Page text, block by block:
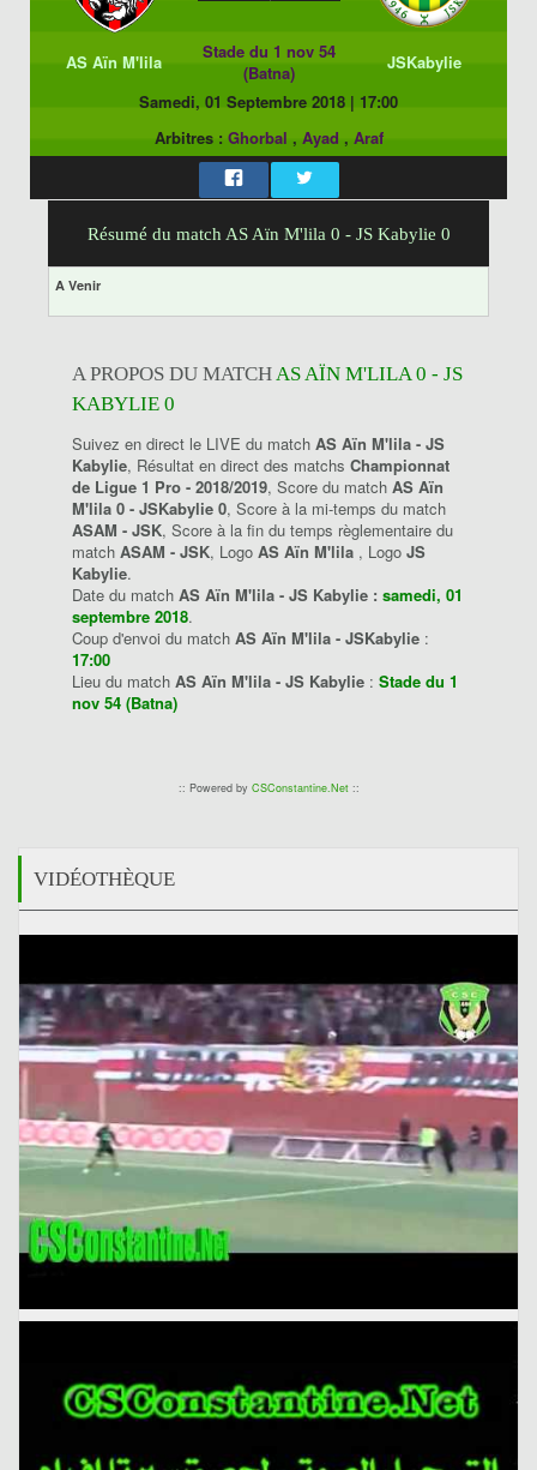
AS Aïn M'lila
Stade du 1 nov 54
(Batna)
JSKabylie
Samedi, 01 Septembre 2018 | 17:00
Arbitres : Ghorbal , Ayad , Araf
Résumé du match AS Aïn M'lila 0 - JS Kabylie 0
A Venir
A PROPOS DU MATCHAS AÏN M'LILA 0 - JS
KABYLIE 0
Suivez en direct le LIVE du match AS Aïn M'lila - JS
Kabylie, Résultat en direct des matchs Championnat
de Ligue 1 Pro - 2018/2019, Score du match AS Aïn
M'lila 0 - JSKabylie 0, Score à la mi-temps du match
ASAM - JSK, Score à la fin du temps règlementaire du
match ASAM - JSK, Logo AS Aïn M'lila , Logo JS
Kabylie.
Date du match AS Aïn M'lila - JS Kabylie : samedi, 01
septembre 2018.
Coup d'envoi du match AS Aïn M'lila - JSKabylie :
17:00
Lieu du match AS Aïn M'lila - JS Kabylie : Stade du 1
nov 54 (Batna)
:: Powered by CSConstantine.Net::
VIDÉOTHÈQUE